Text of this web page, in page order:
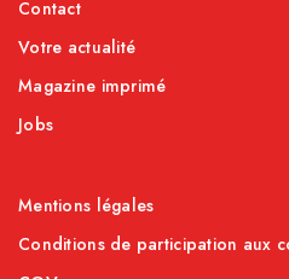
Contact
Votre actualité
Magazine imprimé
Jobs
Mentions légales
Conditions de participation aux